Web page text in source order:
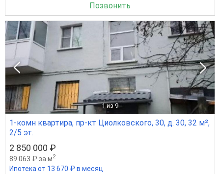
Позвонить
1 из 9
1-комн квартира, пр-кт Циолковского, 30, д. 30, 32 м²,
2/5 эт.
2 850 000 ₽
89 063 ₽ за м2
Ипотека от 13 670 ₽ в месяц